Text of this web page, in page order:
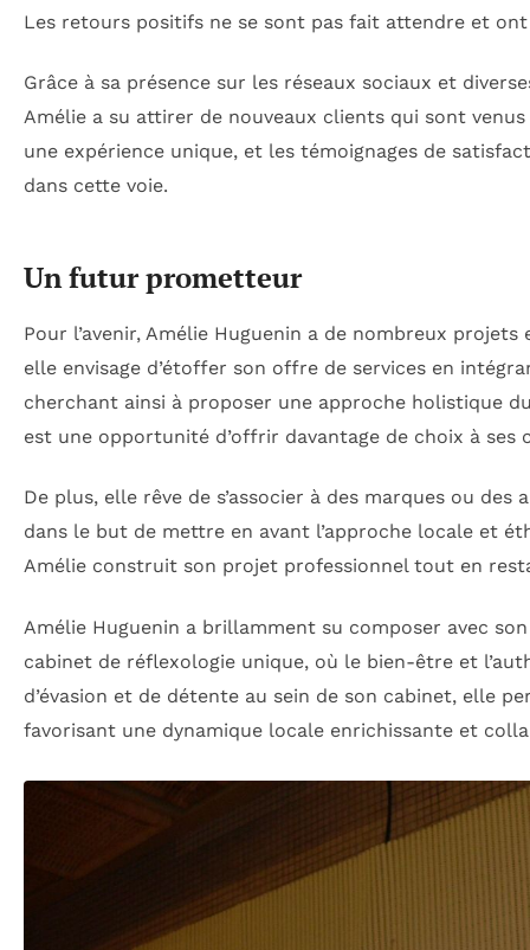
Les retours positifs ne se sont pas fait attendre et
Grâce à sa présence sur les réseaux sociaux et
Amélie a su attirer de nouveaux clients qui sont
une expérience unique, et les témoignages de
dans cette voie.
Un futur prometteur
Pour l’avenir, Amélie Huguenin a de nombreux
elle envisage d’étoffer son offre de services en
cherchant ainsi à proposer une approche holistique
est une opportunité d’offrir davantage de choix à ses
De plus, elle rêve de s’associer à des marques ou
dans le but de mettre en avant l’approche locale et
Amélie construit son projet professionnel tout en
Amélie Huguenin a brillamment su composer avec
cabinet de réflexologie unique, où le bien-être et
d’évasion et de détente au sein de son cabinet, elle
favorisant une dynamique locale enrichissante et